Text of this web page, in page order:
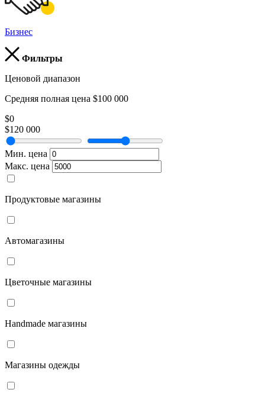
Бизнес
Фильтры
Ценовой диапазон
Средняя полная цена $100 000
$0
$120 000
Мин. цена
Макс. цена
Продуктовые магазины
Автомагазины
Цветочные магазины
Handmade магазины
Магазины одежды